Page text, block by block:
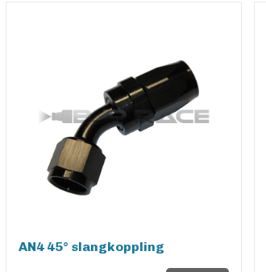
AN4 45° slangkoppling